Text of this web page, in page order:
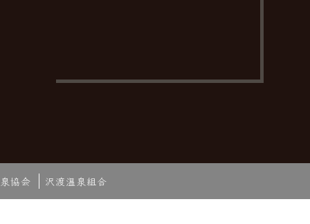
協会 沢渡温泉組合